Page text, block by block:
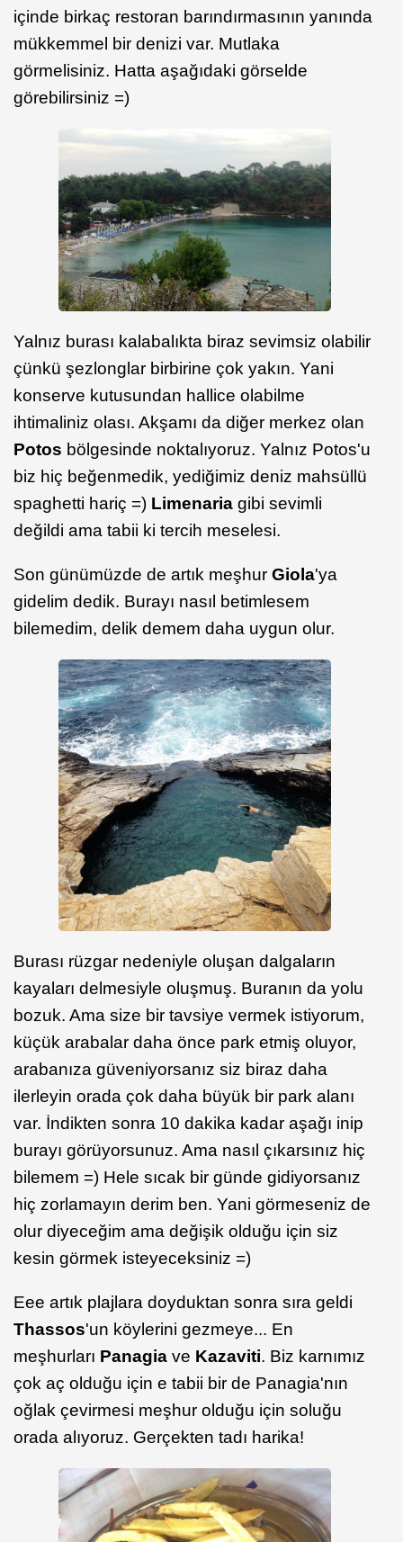
içinde birkaç restoran barındırmasının yanında
mükkemmel bir denizi var. Mutlaka
görmelisiniz. Hatta aşağıdaki görselde
görebilirsiniz =)
Yalnız burası kalabalıkta biraz sevimsiz olabilir
çünkü şezlonglar birbirine çok yakın. Yani
konserve kutusundan hallice olabilme
ihtimaliniz olası. Akşamı da diğer merkez olan
Potos bölgesinde noktalıyoruz. Yalnız Potos'u
biz hiç beğenmedik, yediğimiz deniz mahsüllü
spaghetti hariç =) Limenaria gibi sevimli
değildi ama tabii ki tercih meselesi.
Son günümüzde de artık meşhur Giola'ya
gidelim dedik. Burayı nasıl betimlesem
bilemedim, delik demem daha uygun olur.
Burası rüzgar nedeniyle oluşan dalgaların
kayaları delmesiyle oluşmuş. Buranın da yolu
bozuk. Ama size bir tavsiye vermek istiyorum,
küçük arabalar daha önce park etmiş oluyor,
arabanıza güveniyorsanız siz biraz daha
ilerleyin orada çok daha büyük bir park alanı
var. İndikten sonra 10 dakika kadar aşağı inip
burayı görüyorsunuz. Ama nasıl çıkarsınız hiç
bilemem =) Hele sıcak bir günde gidiyorsanız
hiç zorlamayın derim ben. Yani görmeseniz de
olur diyeceğim ama değişik olduğu için siz
kesin görmek isteyeceksiniz =)
Eee artık plajlara doyduktan sonra sıra geldi
Thassos'un köylerini gezmeye... En
meşhurları Panagia ve Kazaviti. Biz karnımız
çok aç olduğu için e tabii bir de Panagia'nın
oğlak çevirmesi meşhur olduğu için soluğu
orada alıyoruz. Gerçekten tadı harika!